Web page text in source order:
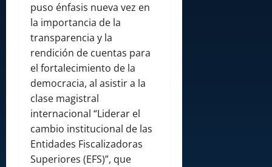
puso énfasis nueva vez en
la importancia de la
transparencia y la
rendición de cuentas para
el fortalecimiento de la
democracia, al asistir a la
clase magistral
internacional “Liderar el
cambio institucional de las
Entidades Fiscalizadoras
Superiores (EFS)”, que